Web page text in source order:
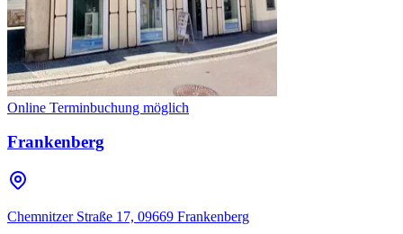
Online Terminbuchung möglich
Frankenberg
Chemnitzer Straße 17, 09669 Frankenberg